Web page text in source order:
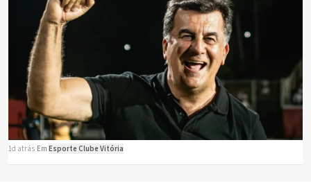
1d atrás Em Esporte Clube Vitória